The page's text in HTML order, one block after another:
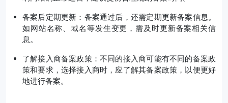
备案后定期更新：备案通过后，还需定期更新备案信息。
如网站名称、域名等发生变更，需及时更新备案相关信
息。
了解接入商备案政策：不同的接入商可能有不同的备案政
策和要求，选择接入商时，应了解其备案政策，以便更好
地进行备案。